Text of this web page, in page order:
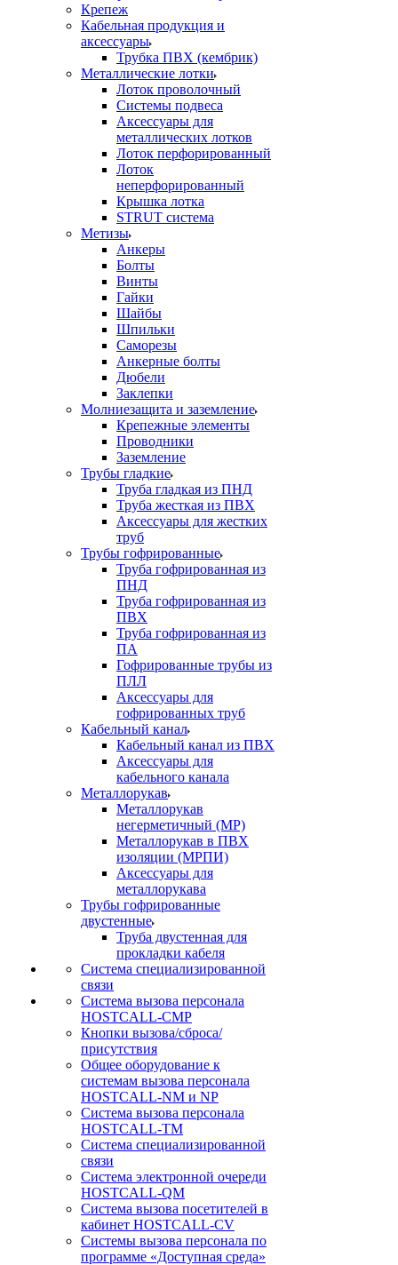
Крепеж
Кабельная продукция и
аксессуары
Трубка ПВХ (кембрик)
Металлические лотки
Лоток проволочный
Системы подвеса
Аксессуары для
металлических лотков
Лоток перфорированный
Лоток
неперфорированный
Крышка лотка
STRUT система
Метизы
Анкеры
Болты
Винты
Гайки
Шайбы
Шпильки
Саморезы
Анкерные болты
Дюбели
Заклепки
Молниезащита и заземление
Крепежные элементы
Проводники
Заземление
Трубы гладкие
Труба гладкая из ПНД
Труба жесткая из ПВХ
Аксессуары для жестких
труб
Трубы гофрированные
Труба гофрированная из
ПНД
Труба гофрированная из
ПВХ
Труба гофрированная из
ПА
Гофрированные трубы из
ПЛЛ
Аксессуары для
гофрированных труб
Кабельный канал
Кабельный канал из ПВХ
Аксессуары для
кабельного канала
Металлорукав
Металлорукав
негерметичный (МР)
Металлорукав в ПВХ
изоляции (МРПИ)
Аксессуары для
металлорукава
Трубы гофрированные
двустенные
Труба двустенная для
прокладки кабеля
Система специализированной
связи
Cистема вызова персонала
HOSTCALL-CMP
Кнопки вызова/сброса/
присутствия
Общее оборудование к
системам вызова персонала
HOSTCALL-NM и NP
Система вызова персонала
HOSTCALL-TM
Система специализированной
связи
Система электронной очереди
HOSTCALL-QM
Cистема вызова посетителей в
кабинет HOSTCALL-CV
Системы вызова персонала по
программе «Доступная среда»